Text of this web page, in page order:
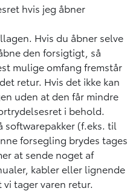
hvis jeg åbner
Hvis du åbner selve
den forsigtigt, så
mulige omfang fremstår
retur. Hvis det ikke kan
uden at den får mindre
i behold.
(f.eks. til
forsegling brydes tages
at sende noget af
kabler eller lignende
tager varen retur.